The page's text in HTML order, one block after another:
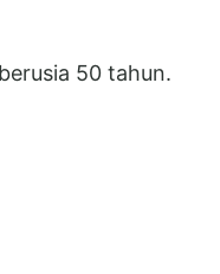
50 tahun.